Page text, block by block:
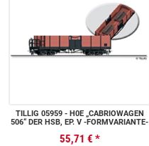
TILLIG 05959 - H0E „CABRIOWAGEN
506“ DER HSB, EP. V -FORMVARIANTE-
55,71 € *